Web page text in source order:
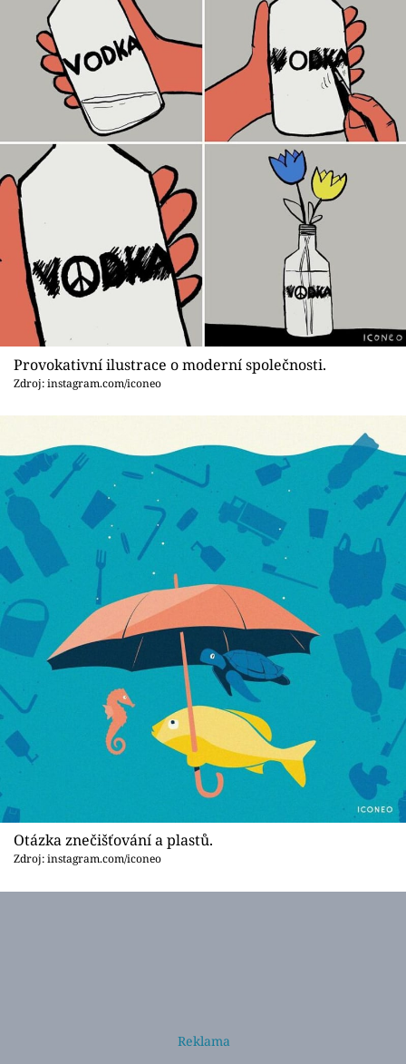
Provokativní ilustrace o moderní společnosti.
Zdroj: instagram.com/iconeo
Otázka znečišťování a plastů.
Zdroj: instagram.com/iconeo